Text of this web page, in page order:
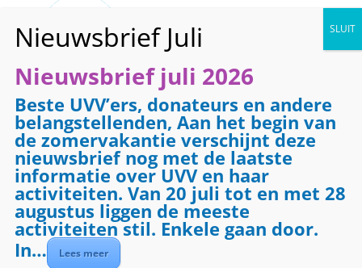
« Alle Evenementen
Dit evenement is voorbij.
Evenementenreeks:Vervoer
Vervoer
mei 29 @ 08:30- 17:00
Nieuwsbrief juli 2026
Beste UVV’ers, donateurs en andere
belangstellenden, Aan het begin van
de zomervakantie verschijnt deze
nieuwsbrief nog met de laatste
informatie over UVV en haar
activiteiten. Van 20 juli tot en met 28
augustus liggen de meeste
activiteiten stil. Enkele gaan door.
In…
Lees meer